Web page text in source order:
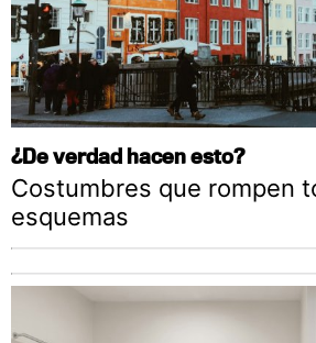
¿De verdad hacen esto?
Costumbres que rompen
esquemas